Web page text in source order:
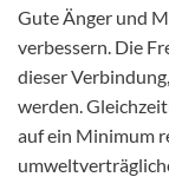
Gute Änger und
verbessern. Die
dieser
werden.
auf ein Minimum